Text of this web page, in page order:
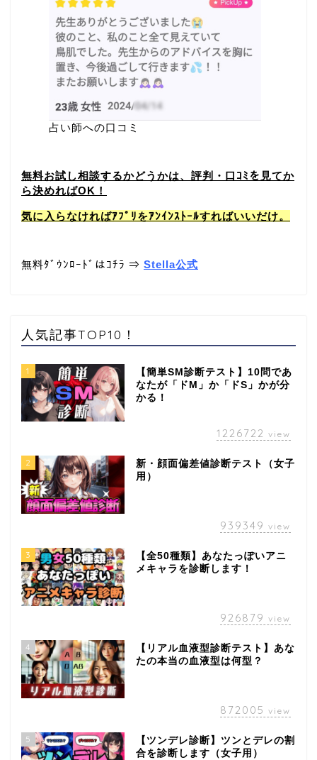
占い師への口コミ
無料お試し相談するかどうかは、評判・口ｺﾐを見てか
ら決めればOK！
気に入らなければｱﾌﾟﾘをｱﾝｲﾝｽﾄｰﾙすればいいだけ。
無料ﾀﾞｳﾝﾛｰﾄﾞはｺﾁﾗ ⇒ Stella公式
人気記事TOP10！
1
【簡単SM診断テスト】10問であ
なたが「ドM」か「ドS」かが分
かる！
1226722 view
2
新・顔面偏差値診断テスト（女子
用）
939349 view
3
【全50種類】あなたっぽいアニ
メキャラを診断します！
926879 view
4
【リアル血液型診断テスト】あな
たの本当の血液型は何型？
872005 view
5
【ツンデレ診断】ツンとデレの割
合を診断します（女子用）